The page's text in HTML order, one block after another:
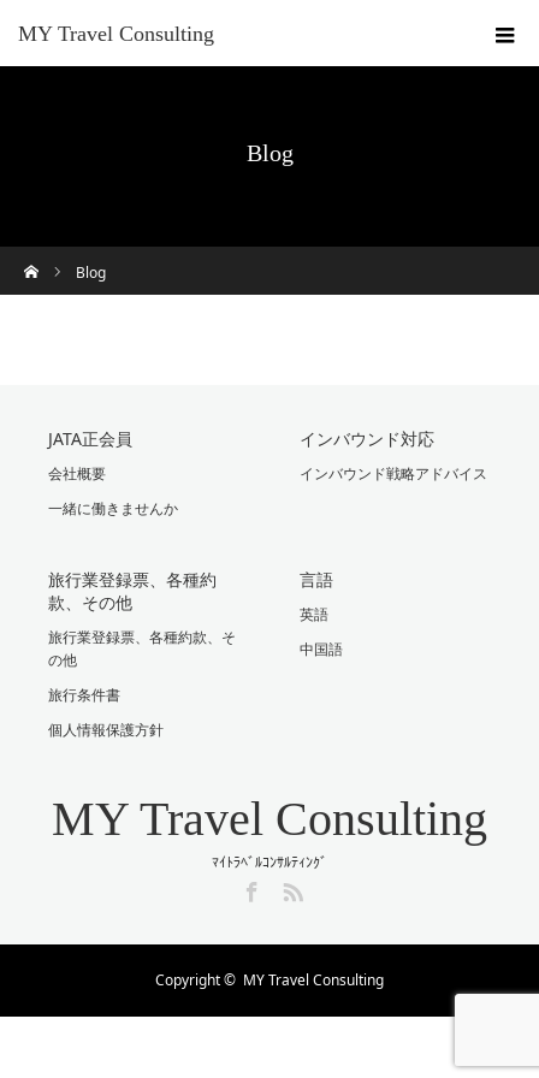
MY Travel Consulting
Blog
Blog
JATA正会員
会社概要
一緒に働きませんか
インバウンド対応
インバウンド戦略アドバイス
旅行業登録票、各種約
款、その他
旅行業登録票、各種約款、そ
の他
旅行条件書
個人情報保護方針
言語
英語
中国語
MY Travel Consulting
ﾏｲﾄﾗﾍﾞﾙｺﾝｻﾙﾃｨﾝｸﾞ
Copyright © MY Travel Consulting